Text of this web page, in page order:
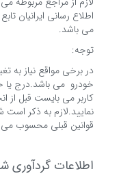
اطلاع رسانی ایرانیان
می باشد.
توجه:
در برخی مواقع نیاز به
خودرو می باشد.درج یا
کاربر می بایست قبل از
نمایید.لازم به ذکر
قوانین قبلی محسوب
اطلاعات گردآوری